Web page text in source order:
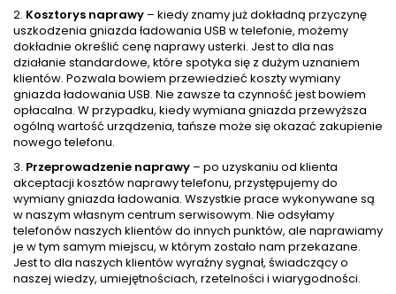
2. Kosztorys naprawy – kiedy znamy już dokładną przyczynę
uszkodzenia gniazda ładowania USB w telefonie, możemy
dokładnie określić cenę naprawy usterki. Jest to dla nas
działanie standardowe, które spotyka się z dużym uznaniem
klientów. Pozwala bowiem przewiedzieć koszty wymiany
gniazda ładowania USB. Nie zawsze ta czynność jest bowiem
opłacalna. W przypadku, kiedy wymiana gniazda przewyższa
ogólną wartość urządzenia, tańsze może się okazać zakupienie
nowego telefonu.
3. Przeprowadzenie naprawy – po uzyskaniu od klienta
akceptacji kosztów naprawy telefonu, przystępujemy do
wymiany gniazda ładowania. Wszystkie prace wykonywane są
w naszym własnym centrum serwisowym. Nie odsyłamy
telefonów naszych klientów do innych punktów, ale naprawiamy
je w tym samym miejscu, w którym zostało nam przekazane.
Jest to dla naszych klientów wyraźny sygnał, świadczący o
naszej wiedzy, umiejętnościach, rzetelności i wiarygodności.